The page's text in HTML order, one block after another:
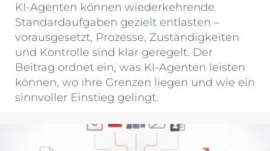
KI-Agenten können wiederkehrende
Standardaufgaben gezielt entlasten –
vorausgesetzt, Prozesse, Zuständigkeiten
und Kontrolle sind klar geregelt. Der
Beitrag ordnet ein, was KI-Agenten leisten
können, wo ihre Grenzen liegen und wie ein
sinnvoller Einstieg gelingt.